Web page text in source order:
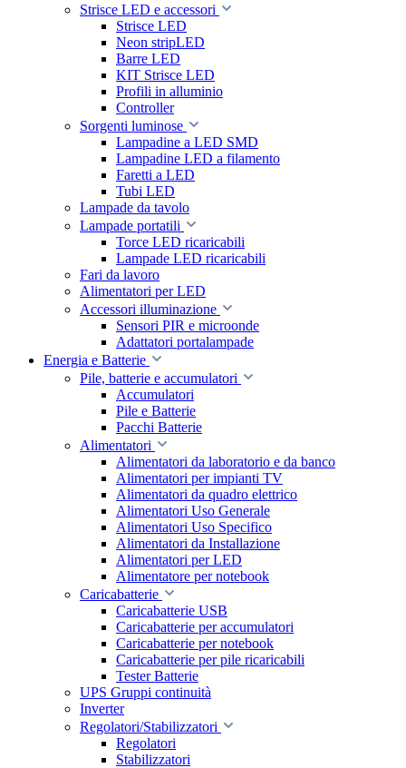
Strisce LED e accessori
Strisce LED
Neon stripLED
Barre LED
KIT Strisce LED
Profili in alluminio
Controller
Sorgenti luminose
Lampadine a LED SMD
Lampadine LED a filamento
Faretti a LED
Tubi LED
Lampade da tavolo
Lampade portatili
Torce LED ricaricabili
Lampade LED ricaricabili
Fari da lavoro
Alimentatori per LED
Accessori illuminazione
Sensori PIR e microonde
Adattatori portalampade
Energia e Batterie
Pile, batterie e accumulatori
Accumulatori
Pile e Batterie
Pacchi Batterie
Alimentatori
Alimentatori da laboratorio e da banco
Alimentatori per impianti TV
Alimentatori da quadro elettrico
Alimentatori Uso Generale
Alimentatori Uso Specifico
Alimentatori da Installazione
Alimentatori per LED
Alimentatore per notebook
Caricabatterie
Caricabatterie USB
Caricabatterie per accumulatori
Caricabatterie per notebook
Caricabatterie per pile ricaricabili
Tester Batterie
UPS Gruppi continuità
Inverter
Regolatori/Stabilizzatori
Regolatori
Stabilizzatori